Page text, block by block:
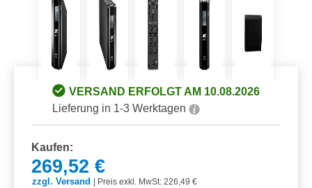
VERSAND ERFOLGT AM 10.08.2026
Lieferung in 1-3 Werktagen
Kaufen:
269,52 €
zzgl. Versand
Preis exkl. MwSt: 226,49 €